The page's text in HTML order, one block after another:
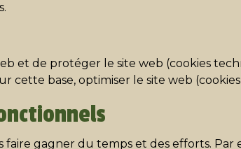
et de protéger le site web (cookies
cette base, optimiser le site web
faire gagner du temps et des efforts.